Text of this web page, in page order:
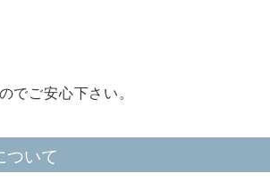
ご安心下さい。
ついて